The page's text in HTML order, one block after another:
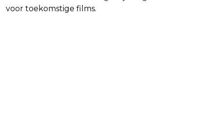
voor toekomstige films.